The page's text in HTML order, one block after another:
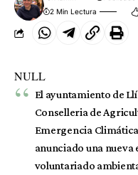
2 Min Lectura
NULL
El ayuntamiento de
Conselleria de
Emergencia
anunciado una
voluntariado